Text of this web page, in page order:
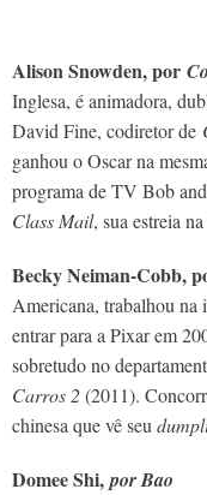
Alison Snowden, por
Inglesa, é animadora,
David Fine, codiretor de
ganhou o Oscar na
programa de TV Bob
Class Mail, sua estreia
Becky Neiman-Cobb,
Americana, trabalhou na
entrar para a Pixar em
sobretudo no
Carros 2(2011).
chinesa que vê seu
Domee Shi,por Bao